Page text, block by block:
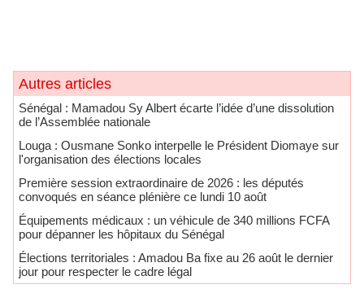
Autres articles
Sénégal : Mamadou Sy Albert écarte l’idée d’une dissolution
de l’Assemblée nationale
Louga : Ousmane Sonko interpelle le Président Diomaye sur
l'organisation des élections locales
Première session extraordinaire de 2026 : les députés
convoqués en séance plénière ce lundi 10 août
Équipements médicaux : un véhicule de 340 millions FCFA
pour dépanner les hôpitaux du Sénégal
Élections territoriales : Amadou Ba fixe au 26 août le dernier
jour pour respecter le cadre légal